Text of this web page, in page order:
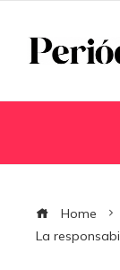
Home
La